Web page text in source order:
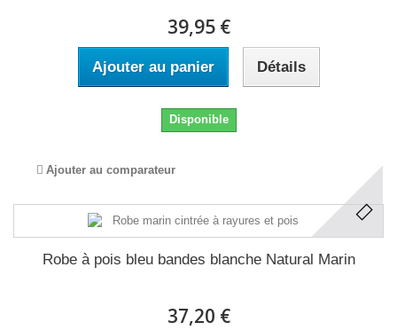
39,95 €
Ajouter au panier Détails
Disponible
Ajouter au comparateur
Robe à pois bleu bandes blanche Natural Marin
37,20 €